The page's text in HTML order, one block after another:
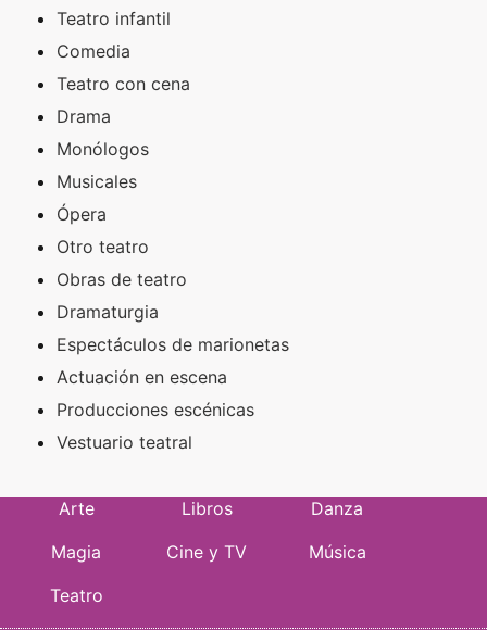
Teatro infantil
Comedia
Teatro con cena
Drama
Monólogos
Musicales
Ópera
Otro teatro
Obras de teatro
Dramaturgia
Espectáculos de marionetas
Actuación en escena
Producciones escénicas
Vestuario teatral
Arte Libros
Danza
Magia
Cine y TV
Música
Teatro